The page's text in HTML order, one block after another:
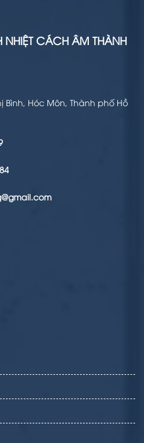
CÁCH ÂM THÀNH
Bình, Hóc Môn, Thành phố Hồ